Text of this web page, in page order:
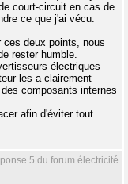
court-circuit en cas de
ce que j'ai vécu.
ces deux points, nous
rester humble.
électriques
les a clairement
composants internes
afin d'éviter tout
5 du forum électricité